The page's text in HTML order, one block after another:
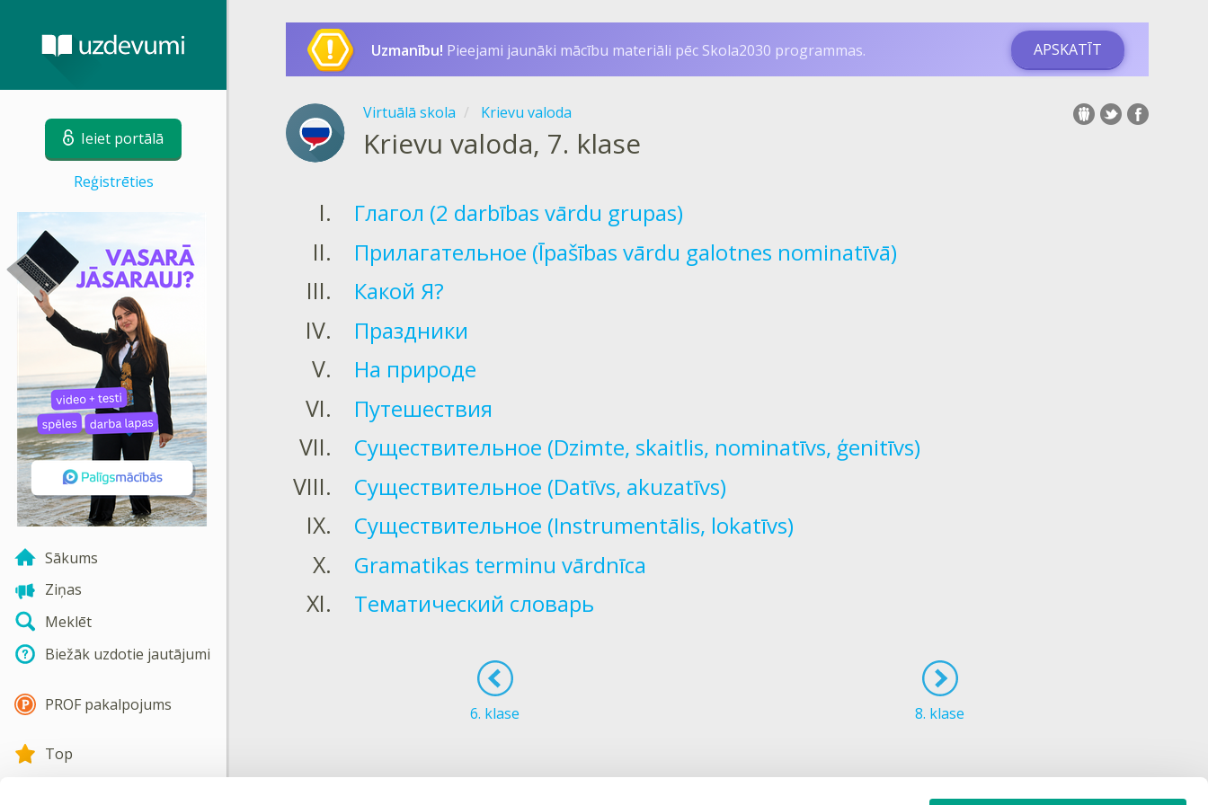
Ieiet portālā
Reģistrēties
Sākums
Ziņas
Meklēt
Biežāk uzdotie jautājumi
PROF pakalpojums
Top
Uzmanību! Pieejami jaunāki mācību materiāli pēc Skola2030 programmas. APSKATĪT
Virtuālā skola Krievu valoda
Krievu valoda, 7. klase
Глагол (2 darbības vārdu grupas)
Прилагательное (Īpašības vārdu galotnes nominatīvā)
Какой Я?
Праздники
На природе
Путешествия
Существительное (Dzimte, skaitlis, nominatīvs, ģenitīvs)
Существительное (Datīvs, akuzatīvs)
Существительное (Instrumentālis, lokatīvs)
Gramatikas terminu vārdnīca
Тематический словарь
6. klase 8. klase